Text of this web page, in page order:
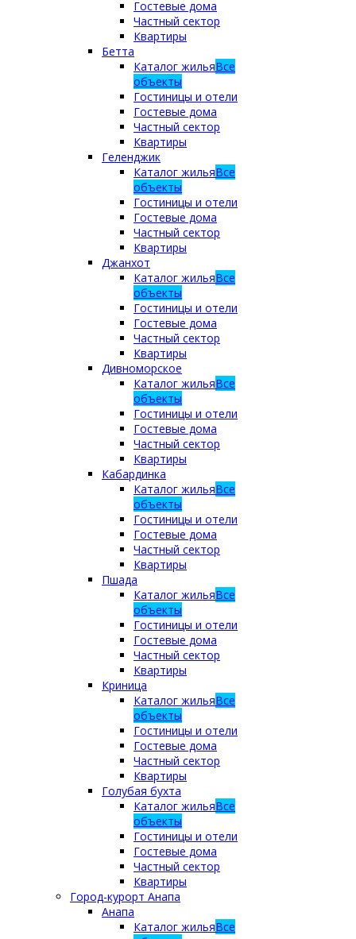
Гостевые дома
Частный сектор
Квартиры
Бетта
Каталог жильяВсе
объекты
Гостиницы и отели
Гостевые дома
Частный сектор
Квартиры
Геленджик
Каталог жильяВсе
объекты
Гостиницы и отели
Гостевые дома
Частный сектор
Квартиры
Джанхот
Каталог жильяВсе
объекты
Гостиницы и отели
Гостевые дома
Частный сектор
Квартиры
Дивноморское
Каталог жильяВсе
объекты
Гостиницы и отели
Гостевые дома
Частный сектор
Квартиры
Кабардинка
Каталог жильяВсе
объекты
Гостиницы и отели
Гостевые дома
Частный сектор
Квартиры
Пшада
Каталог жильяВсе
объекты
Гостиницы и отели
Гостевые дома
Частный сектор
Квартиры
Криница
Каталог жильяВсе
объекты
Гостиницы и отели
Гостевые дома
Частный сектор
Квартиры
Голубая бухта
Каталог жильяВсе
объекты
Гостиницы и отели
Гостевые дома
Частный сектор
Квартиры
Город-курорт Анапа
Анапа
Каталог жильяВсе